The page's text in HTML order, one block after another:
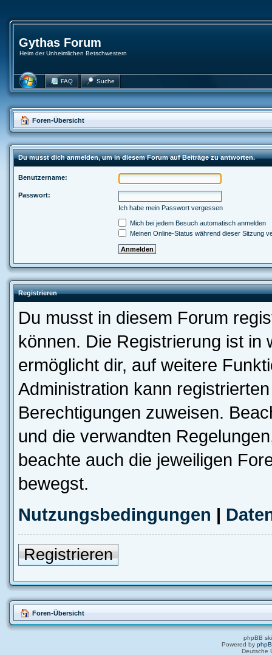
Gythas Forum
Heim der Unheimlichen Betschwestern
FAQ Suche
Foren-Übersicht
Du musst dich anmelden, um in diesem Forum auf Beiträge zu antworten.
Benutzername:
Passwort:
Ich habe mein Passwort vergessen
Mich bei jedem Besuch automatisch anmelden
Meinen Online-Status während dieser Sitzung
Registrieren
Du musst in diesem Forum
können. Die Registrierung ist in
ermöglicht dir, auf weitere
Administration kann
Berechtigungen zuweisen.
und die verwandten
beachte auch die jeweiligen
bewegst.
Nutzungsbedingungen |
Registrieren
Foren-Übersicht
phpBB
Powered by
Deutsche